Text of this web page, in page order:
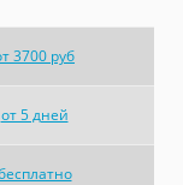
3700 руб
от 5 дней